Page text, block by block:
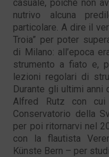
casuale, poiché non
nutrivo alcuna
particolare. A dire il
Troia” per poter
di Milano: all’epoca
strumento a fiato e,
lezioni regolari di
Durante gli ultimi
Alfred Rutz con
Conservatorio della
per poi ritornarvi nel
con la flautista
Künste Bern – per